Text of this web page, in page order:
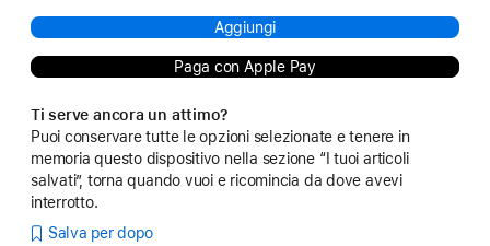
Aggiungi
Paga con Apple Pay
Ti serve ancora un attimo?
Puoi conservare tutte le opzioni selezionate e tenere in
memoria questo dispositivo nella sezione “I tuoi articoli
salvati”, torna quando vuoi e ricomincia da dove avevi
interrotto.
Salva per dopo